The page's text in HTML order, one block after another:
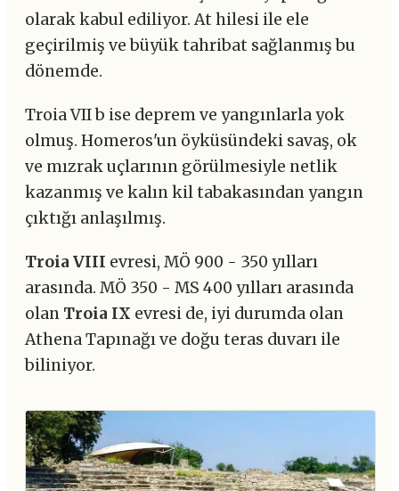
olarak kabul ediliyor. At hilesi ile ele
geçirilmiş ve büyük tahribat sağlanmış bu
dönemde.
Troia VII b ise deprem ve yangınlarla yok
olmuş. Homeros'un öyküsündeki savaş, ok
ve mızrak uçlarının görülmesiyle netlik
kazanmış ve kalın kil tabakasından yangın
çıktığı anlaşılmış.
Troia VIII evresi, MÖ 900 - 350 yılları
arasında. MÖ 350 - MS 400 yılları arasında
olan Troia IX evresi de, iyi durumda olan
Athena Tapınağı ve doğu teras duvarı ile
biliniyor.